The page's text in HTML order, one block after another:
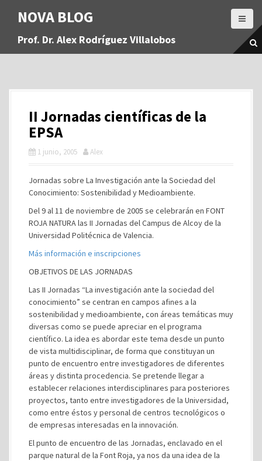
a
NOVA BLOG
Prof. Dr. Alex Rodríguez Villalobos
II Jornadas científicas de la
EPSA
1 junio, 2005 Alex
Jornadas sobre La Investigación ante la Sociedad del
Conocimiento: Sostenibilidad y Medioambiente.
Del 9 al 11 de noviembre de 2005 se celebrarán en FONT
ROJA NATURA las II Jornadas del Campus de Alcoy de la
Universidad Politécnica de Valencia.
Más información e inscripciones
OBJETIVOS DE LAS JORNADAS
Las II Jornadas “La investigación ante la sociedad del
conocimiento” se centran en campos afines a la
sostenibilidad y medioambiente, con áreas temáticas muy
diversas como se puede apreciar en el programa
científico. La idea es abordar este tema desde un punto
de vista multidisciplinar, de forma que constituyan un
punto de encuentro entre investigadores de diferentes
áreas y distinta procedencia. Se pretende llegar a
establecer relaciones interdisciplinares para posteriores
proyectos, tanto entre investigadores de la Universidad,
como entre éstos y personal de centros tecnológicos o
de empresas interesadas en la innovación.
El punto de encuentro de las Jornadas, enclavado en el
parque natural de la Font Roja, ya nos da una idea de la